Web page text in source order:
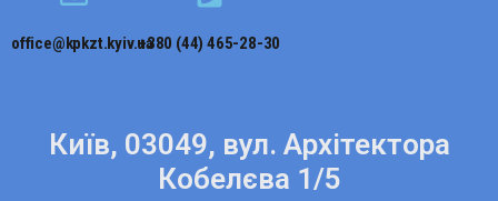
office@kpkzt.kyiv.ua+380 (44) 465-28-30
Київ, 03049, вул. Архітектора
Кобелєва 1/5